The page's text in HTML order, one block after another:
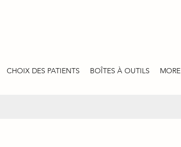
CHOIX DES PATIENTS BOÎTES À OUTILS MORE